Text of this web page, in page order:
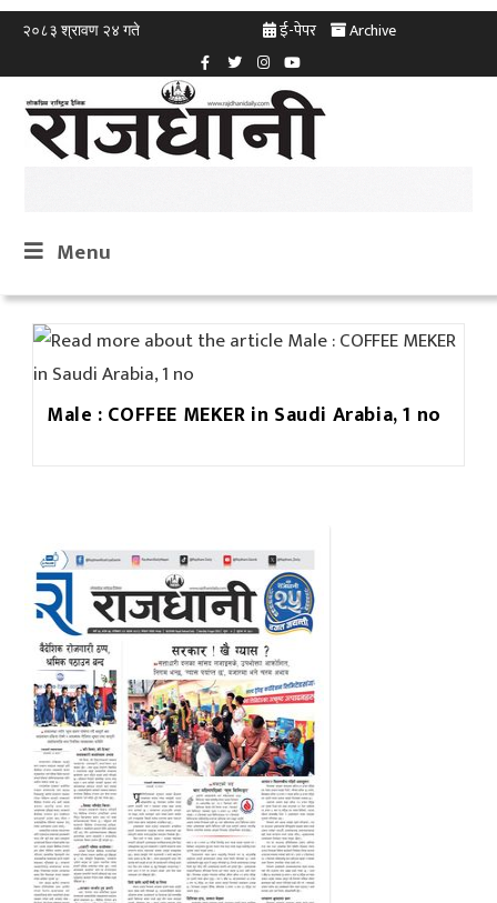
२०८३ श्रावण २४ गते ई-पेपर Archive
Menu
Male : COFFEE MEKER in Saudi Arabia, 1 no